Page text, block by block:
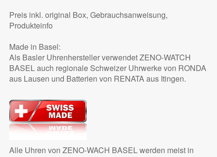
Preis inkl. original Box, Gebrauchsanweisung,
Produkteinfo
Made in Basel:
Als Basler Uhrenhersteller verwendet ZENO-WATCH
BASEL auch regionale Schweizer Uhrwerke von RONDA
aus Lausen und Batterien von RENATA aus Itingen.
Alle Uhren von ZENO-WACH BASEL werden meist in